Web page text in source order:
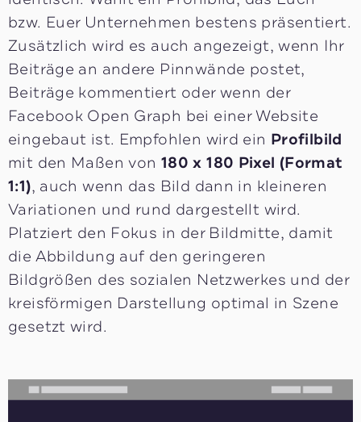
bzw. Euer Unternehmen bestens präsentiert.
Zusätzlich wird es auch angezeigt, wenn Ihr
Beiträge an andere Pinnwände postet,
Beiträge kommentiert oder wenn der
Facebook Open Graph bei einer Website
eingebaut ist. Empfohlen wird ein Profilbild
mit den Maßen von 180 x 180 Pixel (Format
1:1), auch wenn das Bild dann in kleineren
Variationen und rund dargestellt wird.
Platziert den Fokus in der Bildmitte, damit
die Abbildung auf den geringeren
Bildgrößen des sozialen Netzwerkes und der
kreisförmigen Darstellung optimal in Szene
gesetzt wird.